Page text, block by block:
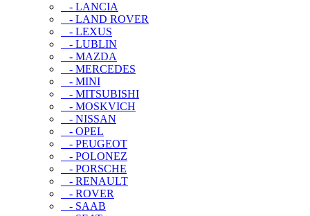
- LANCIA
- LAND ROVER
- LEXUS
- LUBLIN
- MAZDA
- MERCEDES
- MINI
- MITSUBISHI
- MOSKVICH
- NISSAN
- OPEL
- PEUGEOT
- POLONEZ
- PORSCHE
- RENAULT
- ROVER
- SAAB